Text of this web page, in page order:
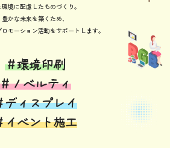
＃環境印刷
ノベルティ
ディスプレイ
イベント施工
境に配慮したものづくり。
豊かな未来を築くため、
モーション活動をサポートします。